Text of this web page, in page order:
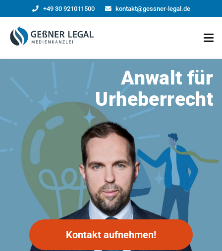
+49 30 921011500 kontakt@gessner-legal.de
Anwalt für
Urheberrecht
Kontakt aufnehmen!